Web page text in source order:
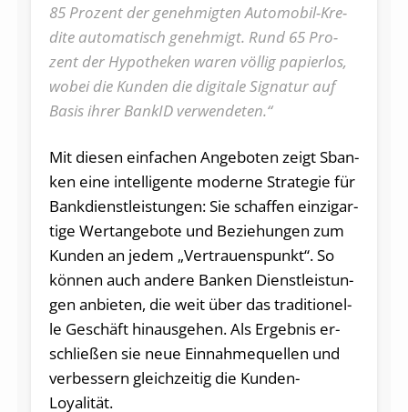
85 Pro­zent der ge­neh­mig­ten Au­to­mo­bil-Kre­
di­te au­to­ma­tisch ge­neh­migt. Rund 65 Pro­
zent der Hy­po­the­ken wa­ren völ­lig pa­pier­los,
wo­bei die Kun­den die di­gi­ta­le Si­gna­tur auf
Ba­sis ih­rer Ban­kID verwendeten.“
Mit die­sen ein­fa­chen An­ge­bo­ten zeigt Sban­
ken ei­ne in­tel­li­gen­te mo­der­ne Stra­te­gie für
Bank­dienst­leis­tun­gen: Sie schaf­fen ein­zig­ar­
ti­ge Wert­an­ge­bo­te und Be­zie­hun­gen zum
Kun­den an je­dem „Ver­trau­ens­punk­t“. So
kön­nen auch an­de­re Ban­ken Dienst­leis­tun­
gen an­bie­ten, die weit über das tra­di­tio­nel­
le Ge­schäft hin­aus­ge­hen. Als Er­geb­nis er­
schlie­ßen sie neue Ein­nah­me­quel­len und
ver­bes­sern gleich­zei­tig die Kun­den-
Loyalität.